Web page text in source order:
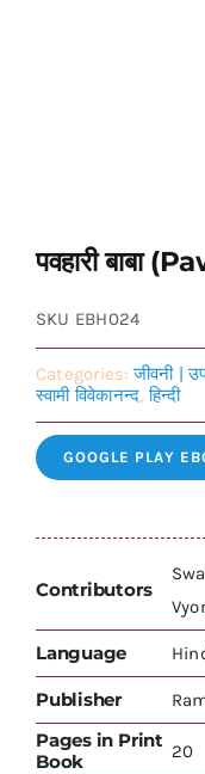
पवहारी बाबा
SKU EBH024
Categories:जीवनी |
स्वामी विवेकानन्द,हिन्दी
GOOGLE PLAY
Contributors
Language
Publisher
Pages in Print
Book
20